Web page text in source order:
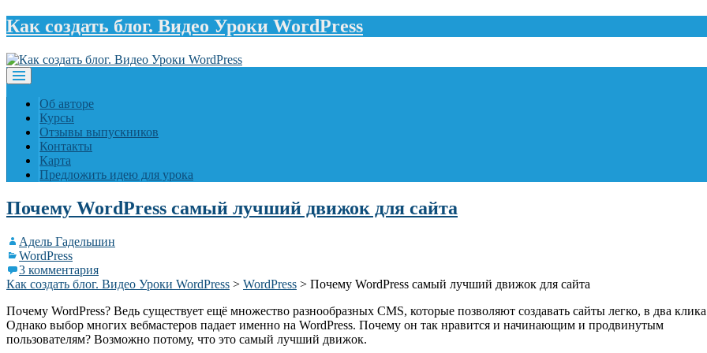
Как создать блог. Видео Уроки WordPress
Об авторе
Курсы
Отзывы выпускников
Контакты
Карта
Предложить идею для урока
Почему WordPress самый лучший движок для сайта
Адель Гадельшин
WordPress
3 комментария
Как создать блог. Видео Уроки WordPress > WordPress > Почему WordPress самый лучший движок для сайта
Почему WordPress? Ведь существует ещё множество разнообразных CMS, которые позволяют создавать сайты легко, в два
Однако выбор многих вебмастеров падает именно на WordPress. Почему он так нравится и начинающим и продвинутым
пользователям? Возможно потому, что это самый лучший движок.